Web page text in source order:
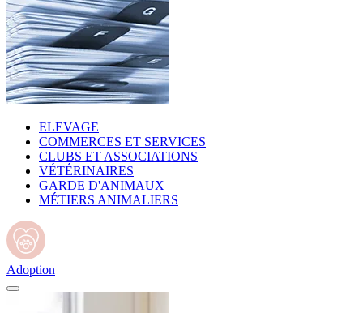
ELEVAGE
COMMERCES ET SERVICES
CLUBS ET ASSOCIATIONS
VÉTÉRINAIRES
GARDE D'ANIMAUX
MÉTIERS ANIMALIERS
Adoption